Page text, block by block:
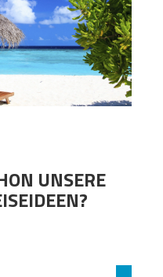
UNSERE